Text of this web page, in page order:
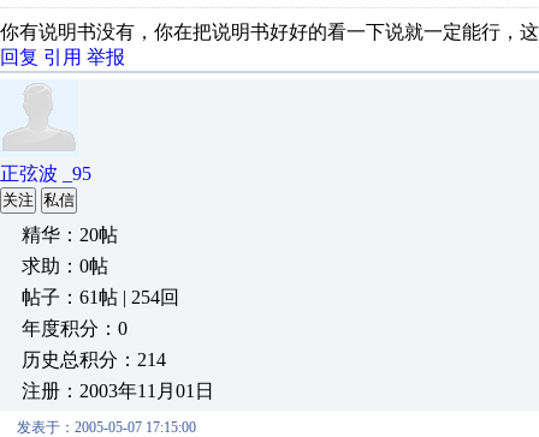
你有说明书没有，你在把说明书好好的看一下说就一定能行，
回复 引用 举报
正弦波 _95
关注 私信
精华：20帖
求助：0帖
帖子：61帖 | 254回
年度积分：0
历史总积分：214
注册：2003年11月01日
发表于：2005-05-07 17:15:00